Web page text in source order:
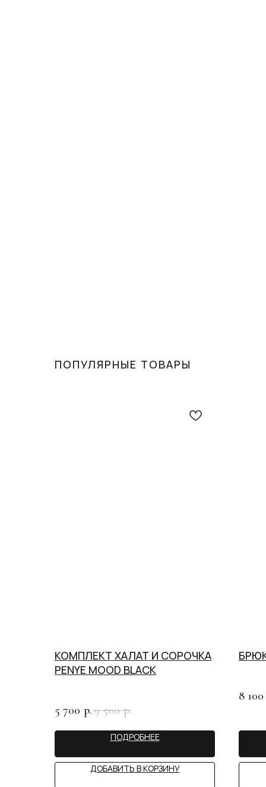
ПОПУЛЯРНЫЕ ТОВАРЫ
КОМПЛЕКТ ХАЛАТ И СОРОЧКА
PENYE MOOD BLACK
5 700 р.9 500 р.
ПОДРОБНЕЕ
ДОБАВИТЬ В КОРЗИНУ
8 100